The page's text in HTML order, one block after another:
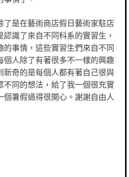
是在藝術商店假日藝術家駐店
識了來自不同科系的實習生，
的事情，這些實習生們來自不同
個人除了有著很多不一樣的興趣
新奇的是每個人都有著自己很與
不同的想法，給了我一個很充實
個暑假過得很開心。謝謝自由人